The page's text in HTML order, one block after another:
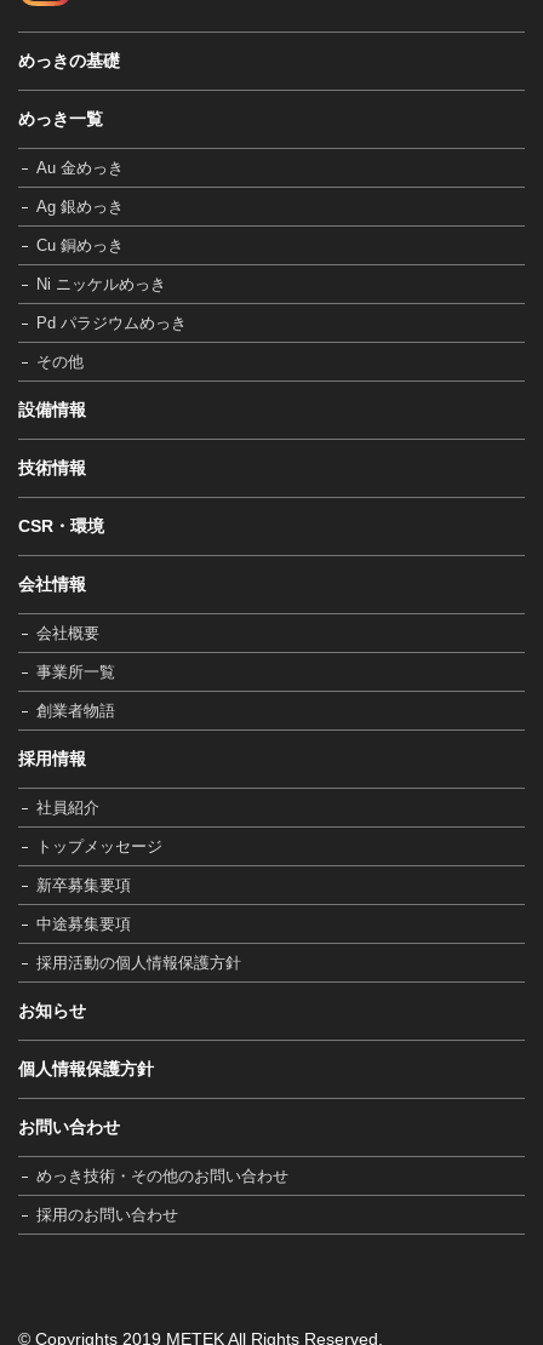
めっきの基礎
めっき一覧
Au 金めっき
Ag 銀めっき
Cu 銅めっき
Ni ニッケルめっき
Pd パラジウムめっき
その他
設備情報
技術情報
CSR・環境
会社情報
会社概要
事業所一覧
創業者物語
採用情報
社員紹介
トップメッセージ
新卒募集要項
中途募集要項
採用活動の個人情報保護方針
お知らせ
個人情報保護方針
お問い合わせ
めっき技術・その他のお問い合わせ
採用のお問い合わせ
© Copyrights 2019 METEK All Rights Reserved.